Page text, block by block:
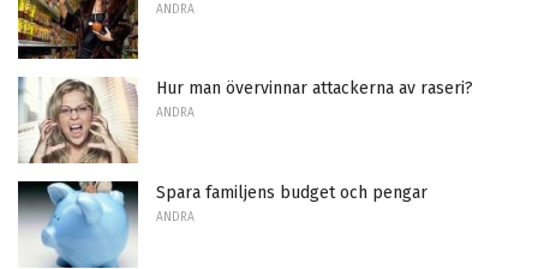
ANDRA
Hur man övervinnar attackerna av raseri?
ANDRA
Spara familjens budget och pengar
ANDRA